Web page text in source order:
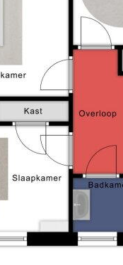
spullen netjes
tevens de
begane grond. De
neutrale kleuren
een
als de
wat zorgt voor
afwerking.
één van de
Deze
veel ruimte
grote eettafel kunt
de rest van de
Dankzij de grote
kozijnen,
natuurlijk licht.
met een vijfpits